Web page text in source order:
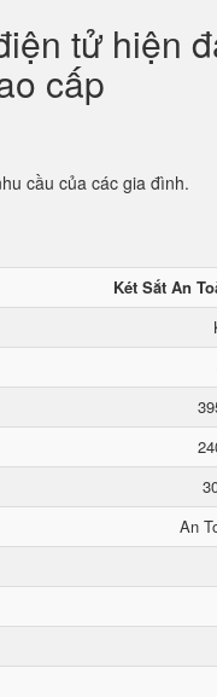
tử hiện
cấp
cầu của các gia đình.
Két Sắt An
An